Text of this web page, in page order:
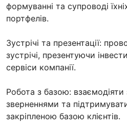
формуванні та супроводі
портфелів.
Зустрічі та презентації:
зустрічі, презентуючи
сервіси компанії.
Робота з базою: взаємодіяти
зверненнями та
закріпленою базою клієнтів.